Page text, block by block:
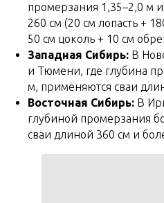
промерзания 1,35–2,0 м
260 см (20 см лопасть +
50 см цоколь + 10 см
Западная Сибирь: В
и Тюмени, где глубина
м, применяются сваи
Восточная Сибирь: В
глубиной промерзания
сваи длиной 360 см и